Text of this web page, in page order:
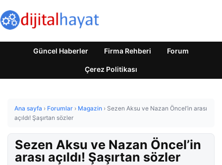
Güncel Haberler Firma Rehberi Forum
Çerez Politikası
Ana sayfa › Forumlar › Magazin › Sezen Aksu ve Nazan Öncel’in arası
açıldı! Şaşırtan sözler
Sezen Aksu ve Nazan Öncel’in
arası açıldı! Şaşırtan sözler